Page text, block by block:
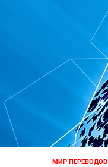
МИР ПЕРЕВОДОВ